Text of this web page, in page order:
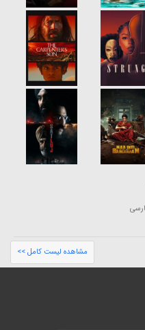
مشاهده لیست کامل >>